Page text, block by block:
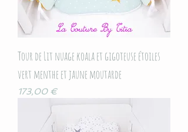
Tour de Lit nuage koala et gigoteuse étoiles
vert menthe et jaune moutarde
Prix
173,00 €